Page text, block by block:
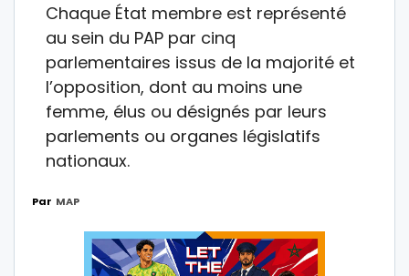
Chaque État membre est représenté
au sein du PAP par cinq
parlementaires issus de la majorité et
l’opposition, dont au moins une
femme, élus ou désignés par leurs
parlements ou organes législatifs
nationaux.
Par MAP